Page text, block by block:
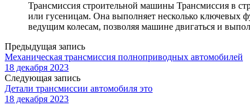
Трансмиссия строительной машины Трансмиссия в
или гусеницам. Она выполняет несколько ключевых
ведущим колесам, позволяя машине двигаться и
Предыдущая запись
Механическая трансмиссия полноприводных автомобилей
18 декабря 2023
Следующая запись
Детали трансмиссии автомобиля это
18 декабря 2023